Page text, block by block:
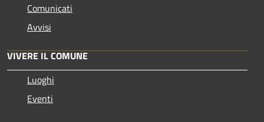
Comunicati
Avvisi
VIVERE IL COMUNE
Luoghi
Eventi